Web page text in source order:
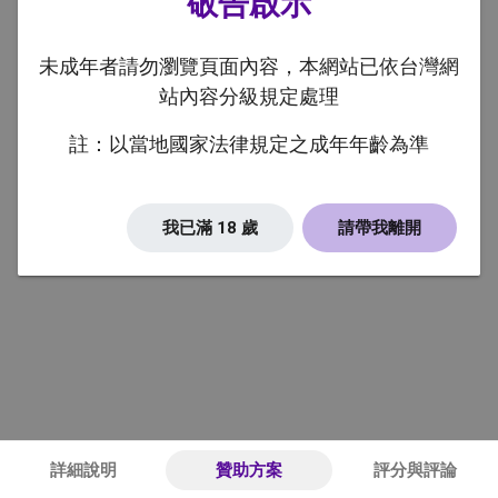
未成年者請勿瀏覽頁面內容，本網站已依台灣網
站內容分級規定處理
註：以當地國家法律規定之成年年齡為準
我已滿 18 歲 請帶我離開
詳細說明 贊助方案 評分與評論